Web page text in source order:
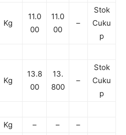
Kg
11.0
00
11.0
00
–
Stok
Cuku
p
Kg
13.8
00
13.
800
–
Stok
Cuku
p
Kg – – –